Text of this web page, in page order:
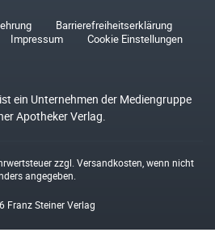
Barrierefreiheitserklärung
Impressum Cookie Einstellungen
ein Unternehmen der Mediengruppe
Apotheker Verlag.
zzgl. Versandkosten , wenn nicht
angegeben.
Franz Steiner Verlag